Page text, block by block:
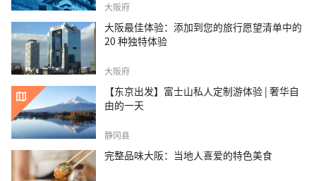
大阪府
大阪最佳体验：添加到您的旅行愿望清单中的
20 种独特体验
大阪府
【东京出发】富士山私人定制游体验 | 奢华自
由的一天
静冈县
完整品味大阪：当地人喜爱的特色美食